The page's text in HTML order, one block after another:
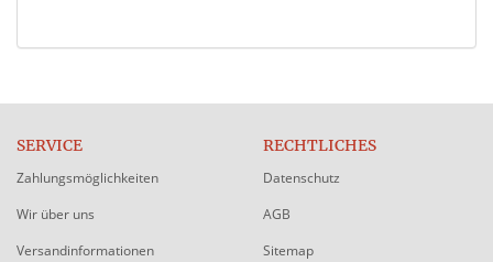
SERVICE
Zahlungsmöglichkeiten
Wir über uns
Versandinformationen
RECHTLICHES
Datenschutz
AGB
Sitemap